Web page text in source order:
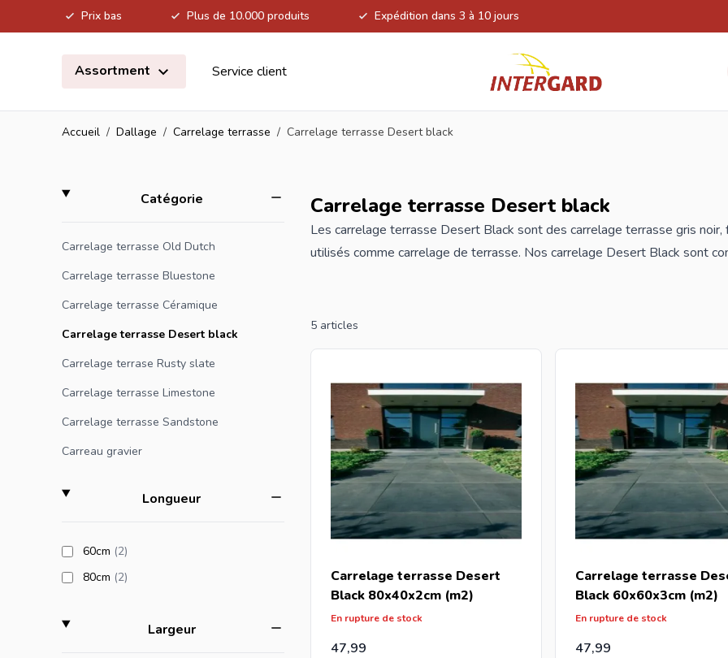
Prix bas Plus de 10.000 produits Expédition dans 3 à 10 jours
Assortment
Service client
Accueil / Dallage / Carrelage terrasse / Carrelage terrasse Desert black
Skip to product list
Catégoriefilter
Carrelage terrasse Old Dutch
Carrelage terrasse Bluestone
Carrelage terrasse Céramique
Carrelage terrasse Desert black
Carrelage terrase Rusty slate
Carrelage terrasse Limestone
Carrelage terrasse Sandstone
Carreau gravier
Longueurfilter
60cm (2products available
)
80cm (2products available
)
Largeurfilter
Carrelage terrasse Desert black
Les carrelage terrasse Desert Black sont des carrelage terrasse gris
utilisés comme carrelage de terrasse. Nos carrelage Desert Black sont
Si vous ne pouvez pas le comprendre complètement, faites-nous savoir
Si vous êtes grossiste et vous achetez des carrelages Desert Black par
vous recevrez une offre avec notre meilleur prix.
5 articles
Carrelage terrasse Desert
Black 80x40x2cm (m2)
En rupture de stock
47,99
Carrelage terrasse
Black 60x60x3cm (m2)
En rupture de stock
47,99